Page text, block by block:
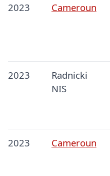
2023 Cameroun
2023
Radnicki
NIS
2023 Cameroun